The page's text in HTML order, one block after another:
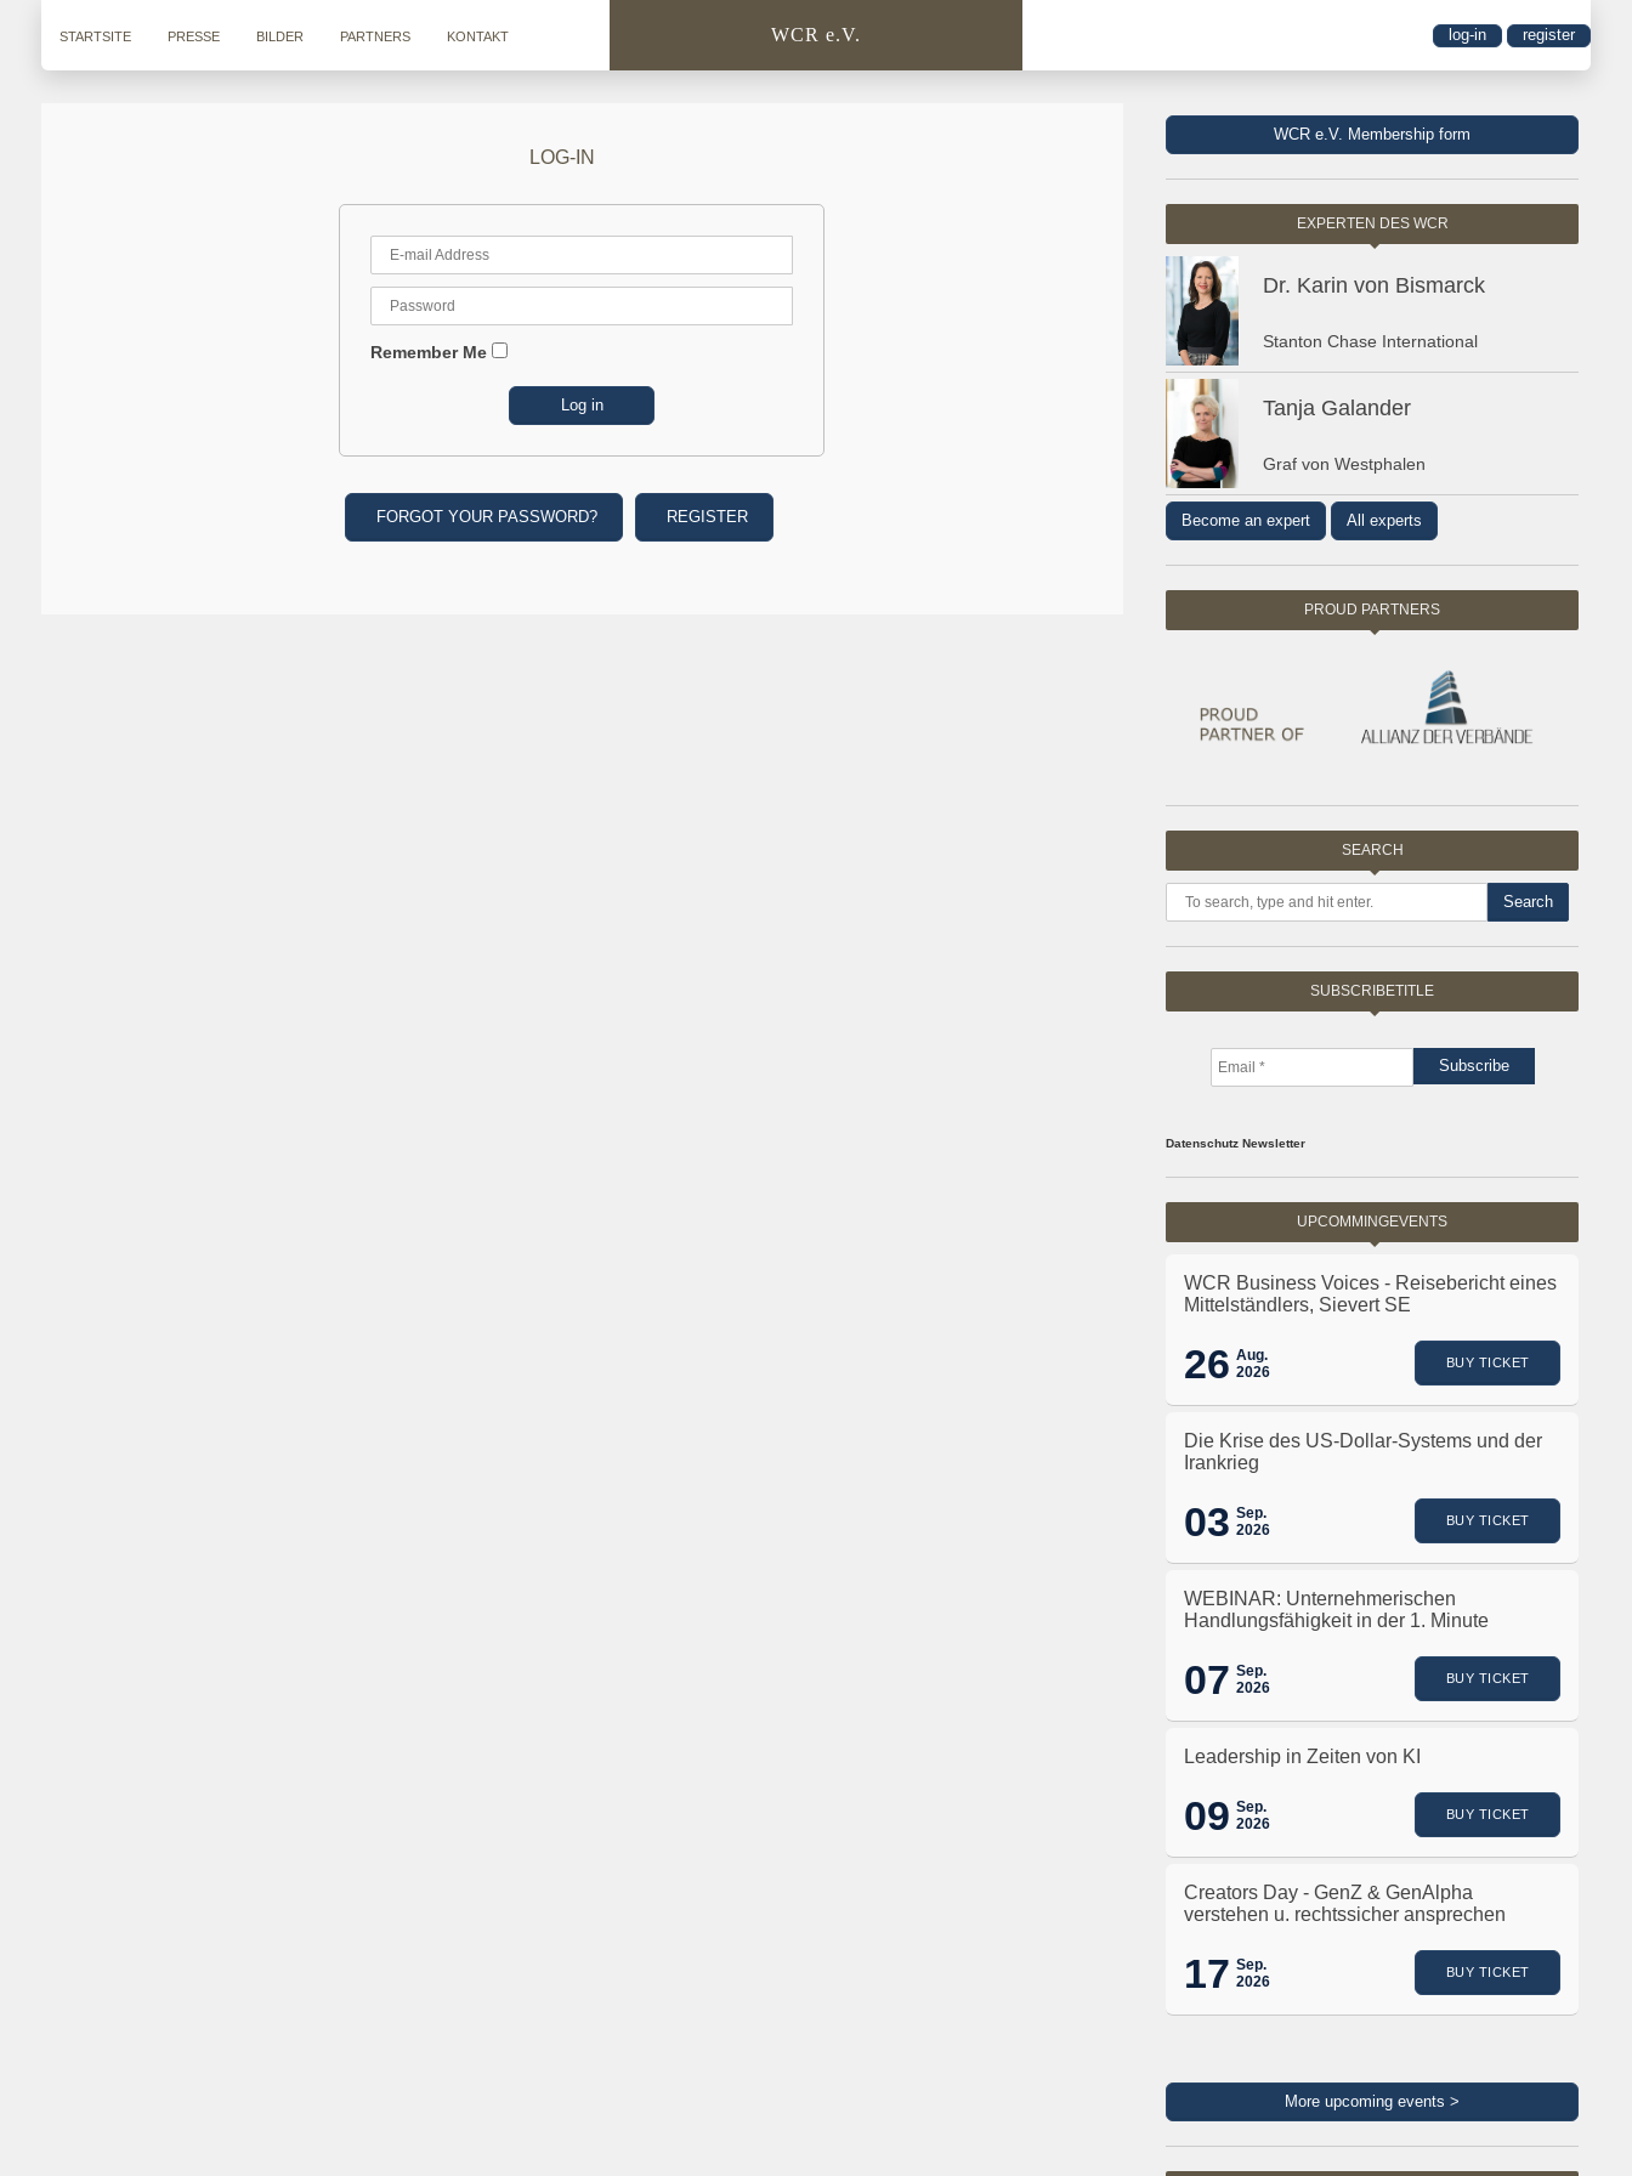
STARTSITE PRESSE BILDER PARTNERS KONTAKT WCR e.V. log-in register
LOG-IN
Remember Me
FORGOT YOUR PASSWORD? REGISTER
WCR e.V. Membership form
EXPERTEN DES WCR
Dr. Karin von Bismarck
Stanton Chase International
Tanja Galander
Graf von Westphalen
Become an expert All experts
PROUD PARTNERS
SEARCH
Search
SUBSCRIBETITLE
Datenschutz Newsletter
UPCOMMINGEVENTS
WCR Business Voices - Reisebericht eines
Mittelständlers, Sievert SE
26 Aug.
2026
BUY TICKET
Die Krise des US-Dollar-Systems und der
Irankrieg
03 Sep.
2026
BUY TICKET
WEBINAR: Unternehmerischen
Handlungsfähigkeit in der 1. Minute
07 Sep.
2026
BUY TICKET
Leadership in Zeiten von KI
09 Sep.
2026
BUY TICKET
Creators Day - GenZ & GenAlpha
verstehen u. rechtssicher ansprechen
17 Sep.
2026
BUY TICKET
More upcoming events >